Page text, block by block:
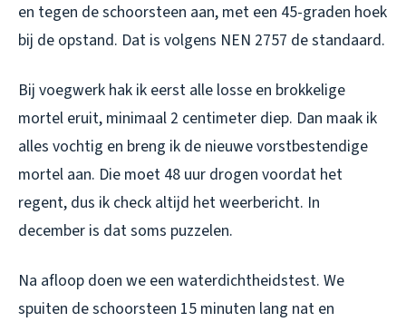
en tegen de schoorsteen aan, met een 45-graden hoek
bij de opstand. Dat is volgens NEN 2757 de standaard.
Bij voegwerk hak ik eerst alle losse en brokkelige
mortel eruit, minimaal 2 centimeter diep. Dan maak ik
alles vochtig en breng ik de nieuwe vorstbestendige
mortel aan. Die moet 48 uur drogen voordat het
regent, dus ik check altijd het weerbericht. In
december is dat soms puzzelen.
Na afloop doen we een waterdichtheidstest. We
spuiten de schoorsteen 15 minuten lang nat en